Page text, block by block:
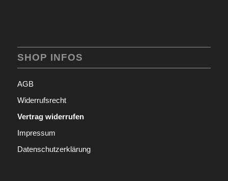
SHOP INFOS
AGB
Widerrufsrecht
Vertrag widerrufen
Impressum
Datenschutzerklärung